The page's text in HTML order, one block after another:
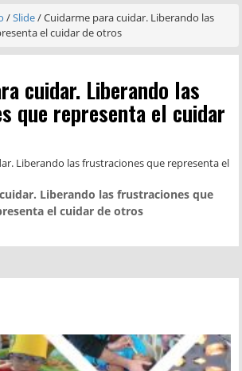
/Slide/Cuidarme para cuidar. Liberando las
el cuidar de otros
cuidar. Liberando las
que representa el cuidar
Liberando las frustraciones que
el cuidar de otros